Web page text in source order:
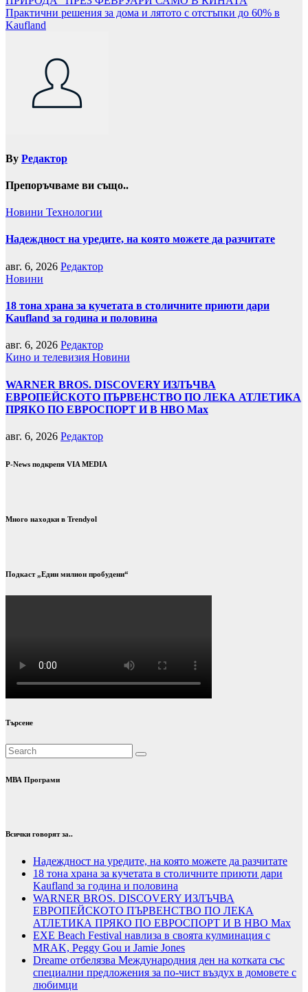
Практични решения за дома и лятото с отстъпки до 60% в
Kaufland
By Редактор
Препоръчваме ви също..
Новини Технологии
Надеждност на уредите, на която можете да разчитате
авг. 6, 2026 Редактор
Новини
18 тона храна за кучетата в столичните приюти дари
Kaufland за година и половина
авг. 6, 2026 Редактор
Кино и телевизия Новини
WARNER BROS. DISCOVERY ИЗЛЪЧВА
ЕВРОПЕЙСКОТО ПЪРВЕНСТВО ПО ЛЕКА АТЛЕТИКА
ПРЯКО ПО ЕВРОСПОРТ И В НВО Мах
авг. 6, 2026 Редактор
P-News подкрепя VIA MEDIA
Много находки в Trendyol
Подкаст „Един милион пробудени“
Търсене
МВА Програми
Всички говорят за..
Надеждност на уредите, на която можете да разчитате
18 тона храна за кучетата в столичните приюти дари
Kaufland за година и половина
WARNER BROS. DISCOVERY ИЗЛЪЧВА
ЕВРОПЕЙСКОТО ПЪРВЕНСТВО ПО ЛЕКА
АТЛЕТИКА ПРЯКО ПО ЕВРОСПОРТ И В НВО Мах
EXE Beach Festival навлиза в своята кулминация с
MRAK, Peggy Gou и Jamie Jones
Dreame отбелязва Международния ден на котката със
специални предложения за по-чист въздух в домовете с
любимци